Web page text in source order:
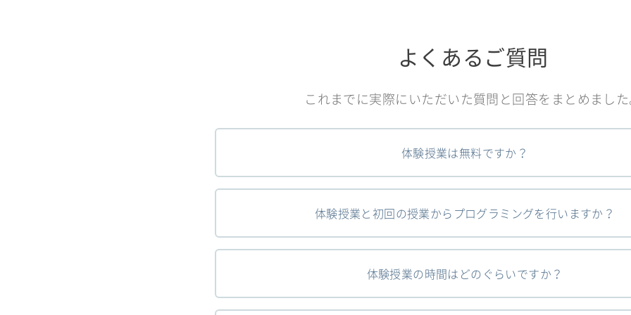
よくあるご質問
これまでに実際にいただいた質問と回答をまとめまし
体験授業は無料ですか？
体験授業と初回の授業からプログラミングを行いますか？
体験授業の時間はどのぐらいですか？